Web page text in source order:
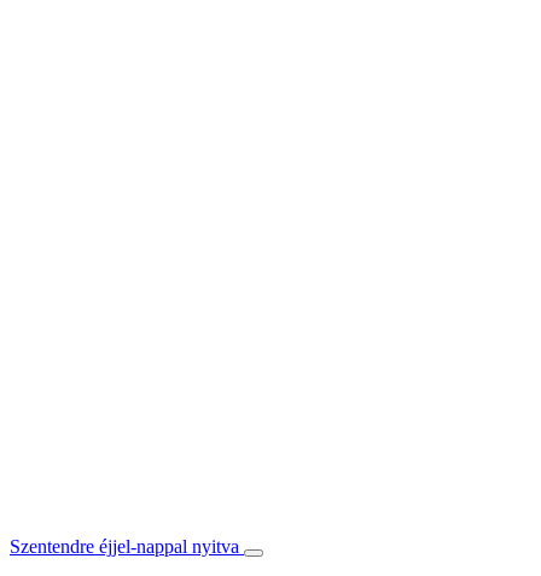
Szentendre éjjel-nappal nyitva